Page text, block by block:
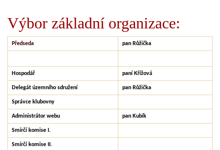
Výbor základní organizace:
Předseda pan Růžička
Hospodář paní Křížová
Delegát územního sdružení pan Růžička
Správce klubovny
Administrátor webu pan Kubík
Smírčí komise I.
Smírčí komise II.